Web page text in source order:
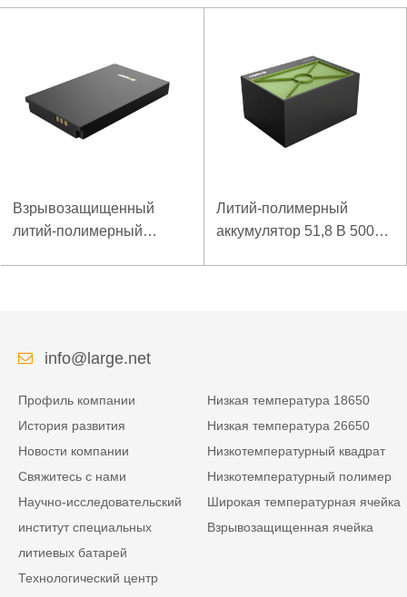
Взрывозащищенный
литий-полимерный
Литий-полимерный
аккумулятор 51,8 В 5000
info@large.net
Профиль компании
История развития
Новости компании
Свяжитесь с нами
Научно-исследовательский
институт специальных
литиевых батарей
Технологический центр
Низкая температура 18650
Низкая температура 26650
Низкотемпературный квадрат
Низкотемпературный полимер
Широкая температурная ячейка
Взрывозащищенная ячейка